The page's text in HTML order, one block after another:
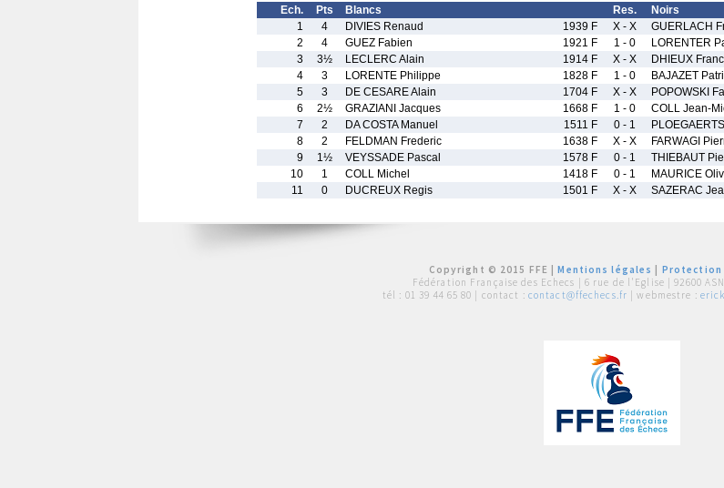
Ech. Pts Blancs Res. Noirs
1
4 DIVIES Renaud 1939 F X - X GUERLACH
2
4 GUEZ Fabien 1921 F 1 - 0 LORENTER
3
3½ LECLERC Alain 1914 F X - X DHIEUX
4
3 LORENTE Philippe 1828 F 1 - 0 BAJAZET
5
3 DE CESARE Alain 1704 F X - X POPOWSKI
6
2½ GRAZIANI Jacques 1668 F 1 - 0 COLL Jean-
7
2 DA COSTA Manuel 1511 F 0 - 1
8
2 FELDMAN Frederic 1638 F X - X FARWAGI
9
1½ VEYSSADE Pascal 1578 F 0 - 1 THIEBAUT
10
1 COLL Michel 1418 F 0 - 1 MAURICE
11
0 DUCREUX Regis 1501 F X - X SAZERAC
Copyright © 2015 FFE |Mentions légales
Protection
Fédération Française des Echecs | 6 rue de l'Eglise | 92600
tél : 01 39 44 65 80 | contact : contact@ffechecs.fr | webmestre :